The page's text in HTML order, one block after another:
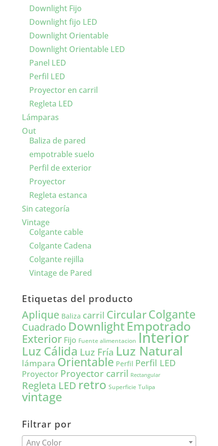
Downlight Fijo
Downlight fijo LED
Downlight Orientable
Downlight Orientable LED
Panel LED
Perfil LED
Proyector en carril
Regleta LED
Lámparas
Out
Baliza de pared
empotrable suelo
Perfil de exterior
Proyector
Regleta estanca
Sin categoría
Vintage
Colgante cable
Colgante Cadena
Colgante rejilla
Vintage de Pared
Etiquetas del producto
Aplique Baliza carril CircularColgante
Cuadrado DownlightEmpotrado
Exterior Fijo Fuente alimentacion Interior
Luz Cálida Luz Fría Luz Natural
lámpara Orientable Perfil Perfil LED
Proyector Proyector carril Rectangular
Regleta LEDretro Superficie Tulipa
vintage
Filtrar por
Any Color